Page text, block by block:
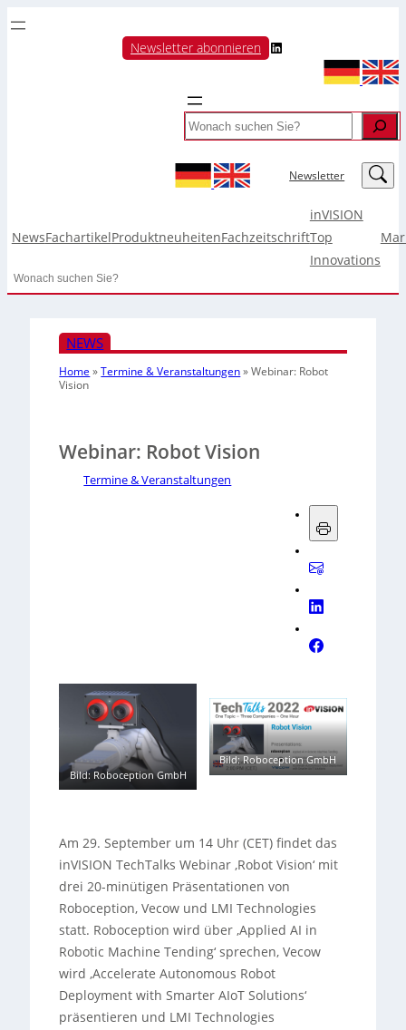
Newsletter abonnieren LinkedIn
Search
Newsletter LinkedIn
NewsFachartikelProduktneuheitenFachzeitschrift
inVISION
Top
Innovations
Search
NEWS
Home »Termine & Veranstaltungen»Webinar: Robot
Vision
Webinar: Robot Vision
Termine & Veranstaltungen
Bild: Roboception GmbH
Bild: Roboception GmbH
Am 29. September um 14 Uhr (CET) findet das
inVISION TechTalks Webinar ‚Robot Vision‘ mit
drei 20-minütigen Präsentationen von
Roboception, Vecow und LMI Technologies
statt. Roboception wird über ‚Applied AI in
Robotic Machine Tending‘ sprechen, Vecow
wird ‚Accelerate Autonomous Robot
Deployment with Smarter AIoT Solutions‘
präsentieren und LMI Technologies